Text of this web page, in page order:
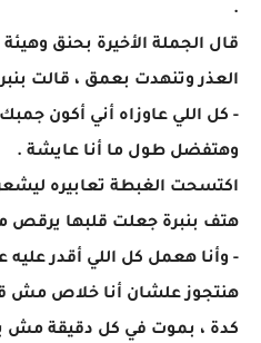
.
قال الجملة الأخيرة بحنق
العذر وتنهدت بعمق ، قالت
- كل اللي عاوزاه أني أكون
وهتفضل طول ما أنا عايشة .
اكتسحت الغبطة تعابيره ليشعر
هتف بنبرة جعلت قلبها يرقص
- وأنا هعمل كل اللي أقدر
هنتجوز علشان أنا خلاص مش
كدة ، بموت في كل دقيقة مش